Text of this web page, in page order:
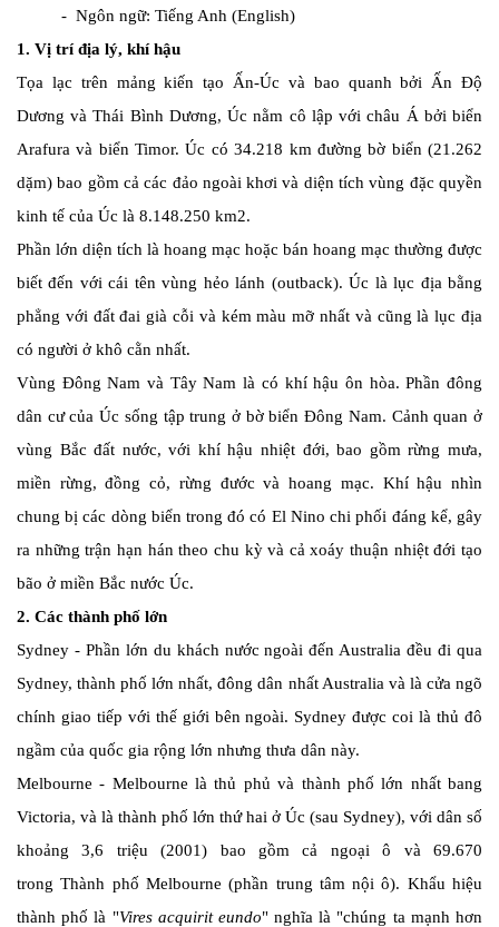
- Ngôn ngữ: Tiếng Anh (English)
1. Vị trí địa lý, khí hậu
Tọa lạc trên mảng kiến tạo Ấn-Úc và bao quanh bởi Ấn Độ
Dương và Thái Bình Dương, Úc nằm cô lập với châu Á bởi biển
Arafura và biển Timor. Úc có 34.218 km đường bờ biển (21.262
dặm) bao gồm cả các đảo ngoài khơi và diện tích vùng đặc quyền
kinh tế của Úc là 8.148.250 km2.
Phần lớn diện tích là hoang mạc hoặc bán hoang mạc thường được
biết đến với cái tên vùng hẻo lánh (outback). Úc là lục địa bằng
phẳng với đất đai già cỗi và kém màu mỡ nhất và cũng là lục địa
có người ở khô cằn nhất.
Vùng Đông Nam và Tây Nam là có khí hậu ôn hòa. Phần đông
dân cư của Úc sống tập trung ở bờ biển Đông Nam. Cảnh quan ở
vùng Bắc đất nước, với khí hậu nhiệt đới, bao gồm rừng mưa,
miền rừng, đồng cỏ, rừng đước và hoang mạc. Khí hậu nhìn
chung bị các dòng biển trong đó có El Nino chi phối đáng kể, gây
ra những trận hạn hán theo chu kỳ và cả xoáy thuận nhiệt đới tạo
bão ở miền Bắc nước Úc.
2. Các thành phố lớn
Sydney - Phần lớn du khách nước ngoài đến Australia đều đi qua
Sydney, thành phố lớn nhất, đông dân nhất Australia và là cửa ngõ
chính giao tiếp với thế giới bên ngoài. Sydney được coi là thủ đô
ngầm của quốc gia rộng lớn nhưng thưa dân này.
Melbourne - Melbourne là thủ phủ và thành phố lớn nhất bang
Victoria, và là thành phố lớn thứ hai ở Úc (sau Sydney), với dân số
khoảng 3,6 triệu (2001) bao gồm cả ngoại ô và 69.670
trong Thành phố Melbourne (phần trung tâm nội ô). Khẩu hiệu
thành phố là "Vires acquirit eundo" nghĩa là "chúng ta mạnh hơn